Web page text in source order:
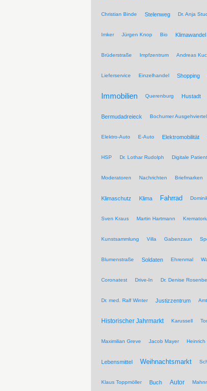
Christian Binde Stelenweg Dr. Anja
Imker Jürgen Knop Bio Klimawandel
Brüderstraße Impfzentrum Andreas
Lieferservice Einzelhandel Shopping
Immobilien Querenburg Hustadt
Bermudadreieck Bochumer Ausgehviertel
Elektro-Auto E-Auto Elektromobilität
HSP Dr. Lothar Rudolph Digitale
Moderatoren Nachrichten Briefmarken
Klimaschutz Klima Fahrrad
Sven Kraus Martin Hartmann
Kunstsammlung Villa Gabenzaun
Blumenstraße Soldaten Ehrenmal
Coronatest Drive-In Dr. Denise
Dr. med. Ralf Winter Justizzentrum
Historischer Jahrmarkt Karussell
Maximilian Greve Jacob Mayer Heinrich
Lebensmittel Weihnachtsmarkt
Klaus Toppmöller Buch Autor